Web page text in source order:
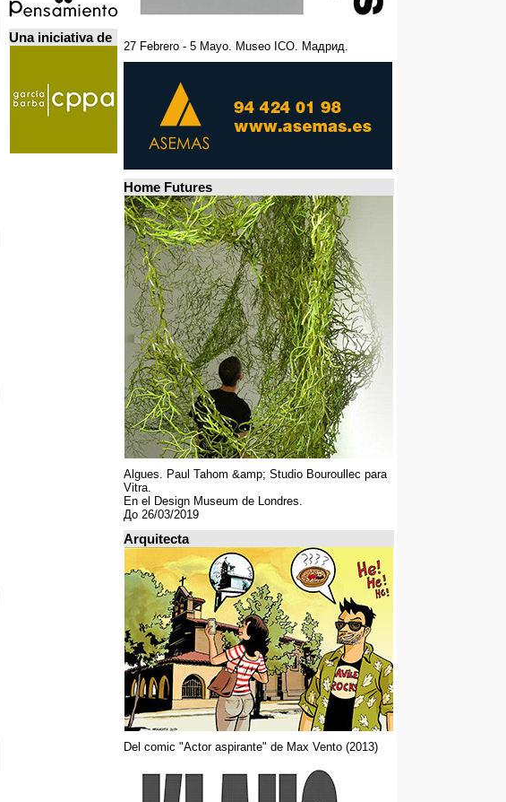
Una iniciativa de
27 Febrero - 5 Mayo. Museo ICO. Мадрид.
Home Futures
Algues. Paul Tahom &amp; Studio Bouroullec para
Vitra.
En el Design Museum de Londres.
До 26/03/2019
Arquitecta
Del comic "Actor aspirante" de Max Vento (2013)